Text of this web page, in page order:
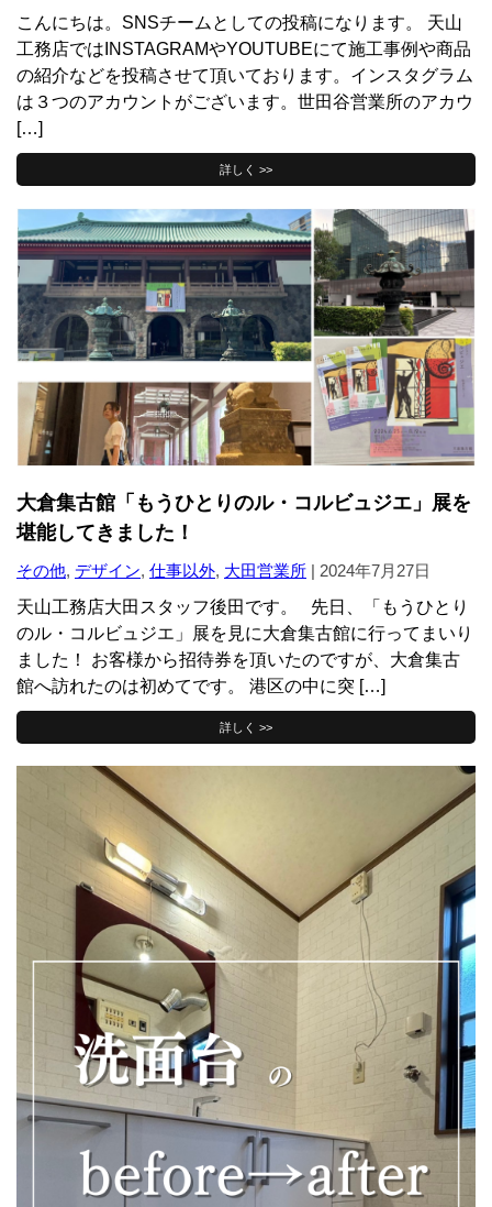
こんにちは。SNSチームとしての投稿になります。 天山
工務店ではINSTAGRAMやYOUTUBEにて施工事例や商品
の紹介などを投稿させて頂いております。インスタグラム
は３つのアカウントがございます。世田谷営業所のアカウ
[…]
詳しく >>
大倉集古館「もうひとりのル・コルビュジエ」展を
堪能してきました！
その他, デザイン, 仕事以外, 大田営業所 | 2024年7月27日
天山工務店大田スタッフ後田です。 先日、「もうひとり
のル・コルビュジエ」展を見に大倉集古館に行ってまいり
ました！ お客様から招待券を頂いたのですが、大倉集古
館へ訪れたのは初めてです。 港区の中に突 […]
詳しく >>